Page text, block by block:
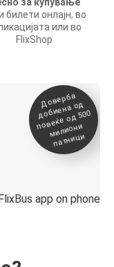
билети онлајн, во
или во
FlixShop
Доверба
добиена о
д
повеќе о
д 500
милиони
патници